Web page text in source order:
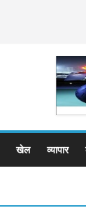
खेल व्यापार